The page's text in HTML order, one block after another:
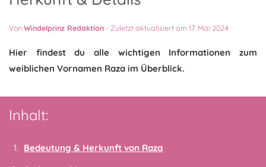
VonWindelprinz Redaktion - Zuletzt aktualisiert am 17. Mai 2024
Hier findest du alle wichtigen Informationen zum
weiblichen Vornamen Raza im Überblick.
Inhalt:
Bedeutung & Herkunft von Raza